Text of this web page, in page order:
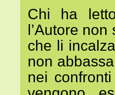
Chi ha
l’Autore
che li
non
nei